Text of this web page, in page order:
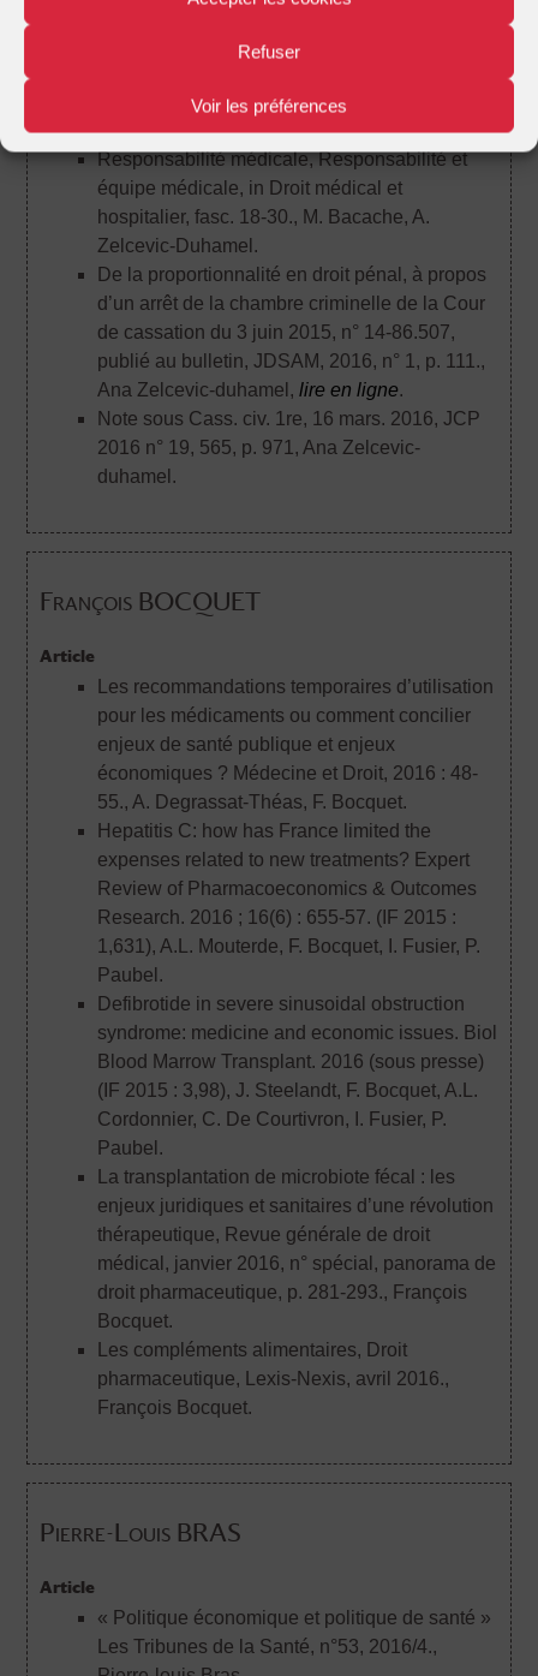
Refuser
Voir les préférences
in Droit médical et hospitalier, fasc. 18.
Bacache, A. Zelcevic-Duhamel.
Responsabilité médicale, Responsabilité et
équipe médicale, in Droit médical et
hospitalier, fasc. 18-30., M. Bacache, A.
Zelcevic-Duhamel.
De la proportionnalité en droit pénal, à propos
d’un arrêt de la chambre criminelle de la Cour
de cassation du 3 juin 2015, n° 14-86.507,
publié au bulletin, JDSAM, 2016, n° 1, p. 111.,
Ana Zelcevic-duhamel,lire en ligne.
Note sous Cass. civ. 1re, 16 mars. 2016, JCP
2016 n° 19, 565, p. 971 , Ana Zelcevic-
duhamel.
François BOCQUET
Article
Les recommandations temporaires d’utilisation
pour les médicaments ou comment concilier
enjeux de santé publique et enjeux
économiques ? Médecine et Droit, 2016 : 48-
55., A. Degrassat-Théas, F. Bocquet.
Hepatitis C: how has France limited the
expenses related to new treatments? Expert
Review of Pharmacoeconomics & Outcomes
Research. 2016 ; 16(6) : 655-57. (IF 2015 :
1,631), A.L. Mouterde, F. Bocquet, I. Fusier, P.
Paubel.
Defibrotide in severe sinusoidal obstruction
syndrome: medicine and economic issues. Biol
Blood Marrow Transplant. 2016 (sous presse)
(IF 2015 : 3,98), J. Steelandt, F. Bocquet, A.L.
Cordonnier, C. De Courtivron, I. Fusier, P.
Paubel.
La transplantation de microbiote fécal : les
enjeux juridiques et sanitaires d’une révolution
thérapeutique, Revue générale de droit
médical, janvier 2016, n° spécial, panorama de
droit pharmaceutique, p. 281-293., François
Bocquet.
Les compléments alimentaires, Droit
pharmaceutique, Lexis-Nexis, avril 2016.,
François Bocquet.
Pierre-Louis BRAS
Article
« Politique économique et politique de santé »
Les Tribunes de la Santé, n°53, 2016/4.,